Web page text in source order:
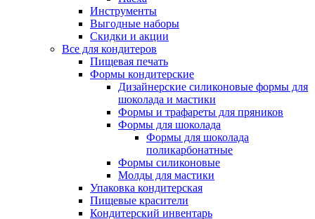
Инструменты
Выгодные наборы
Скидки и акции
Все для кондитеров
Пищевая печать
Формы кондитерские
Дизайнерские силиконовые формы для
шоколада и мастики
Формы и трафареты для пряников
Формы для шоколада
Формы для шоколада
поликарбонатные
Формы силиконовые
Молды для мастики
Упаковка кондитерская
Пищевые красители
Кондитерский инвентарь